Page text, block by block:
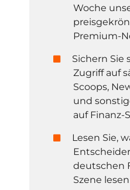
Woche
Premium-
Sichern Sie
Zugriff auf
Scoops,
und
auf Finanz-
Lesen Sie,
deutschen
Szene lesen